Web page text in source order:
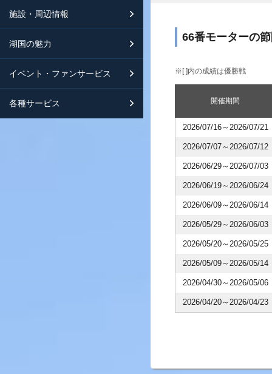
ボートデータ
出走表・前日予想PDF
施設・周辺情報
ボートレースびわこを知る
オーミー！フォーユー！
湖国の魅力
イベント・ファンサービス
各種サービス
淡海ポイント倶楽部
メールマガジン案内
スマートフォンサイト紹介
66番モーターの
※[ ]内の成績は優勝戦
開催期間
2026/07/16～2026/07/21
2026/07/07～2026/07/12
2026/06/29～2026/07/03
2026/06/19～2026/06/24
2026/06/09～2026/06/14
2026/05/29～2026/06/03
2026/05/20～2026/05/25
2026/05/09～2026/05/14
2026/04/30～2026/05/06
2026/04/20～2026/04/23